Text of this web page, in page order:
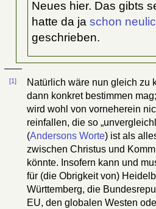
Neues hier. Das gibts
hatte da ja schon
geschrieben.
[1]
Natürlich wäre nun gleich zu
dann konkret bestimmen
wird wohl von vorneherein
reinfallen, die so
(Andersons Worte) ist als
zwischen Christus und
könnte. Insofern kann und
für (die Obrigkeit von)
Württemberg, die
EU, den globalen Westen